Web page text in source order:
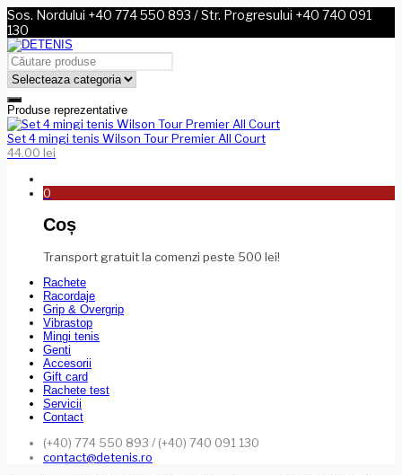
Sos. Nordului +40 774 550 893 / Str. Progresului +40 740 091
130
Produse reprezentative
Set 4 mingi tenis Wilson Tour Premier All Court
44.00 lei
0
Coș
Transport gratuit la comenzi peste 500 lei!
Rachete
Racordaje
Grip & Overgrip
Vibrastop
Mingi tenis
Genti
Accesorii
Gift card
Rachete test
Servicii
Contact
(+40) 774 550 893 / (+40) 740 091 130
contact@detenis.ro